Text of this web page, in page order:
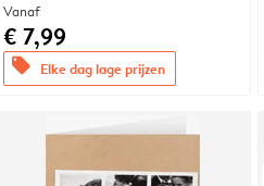
Vanaf
€ 7,99
offers Elke dag lage prijzen